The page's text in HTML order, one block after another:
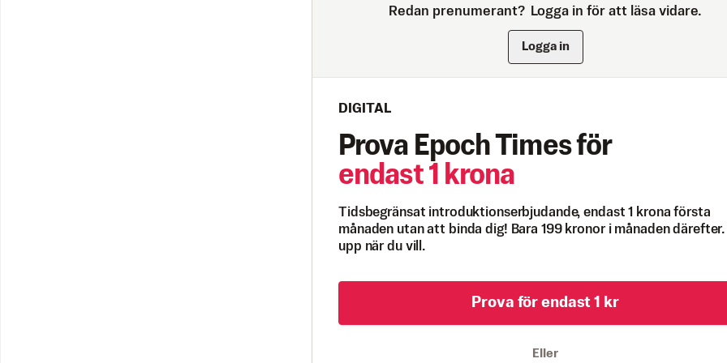
Redan prenumerant? Logga in för att läsa vidare.
Logga in
DIGITAL
Prova Epoch Times för
endast 1 krona
Tidsbegränsat introduktionserbjudande, endast 1 krona första
månaden utan att binda dig! Bara 199 kronor i månaden därefter.
upp när du vill.
Prova för endast 1 kr
Eller